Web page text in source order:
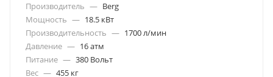
Производитель — Berg
Мощность — 18.5 кВт
Производительность — 1700 л/мин
Давление — 16 атм
Питание — 380 Вольт
Вес — 455 кг